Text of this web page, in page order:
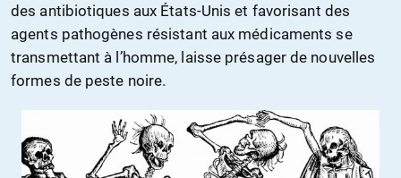
des antibiotiques aux États-Unis et favorisant des
agents pathogènes résistant aux médicaments se
transmettant à l’homme, laisse présager de nouvelles
formes de peste noire.